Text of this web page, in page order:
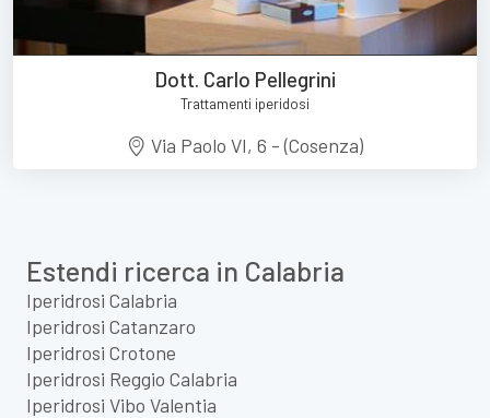
Dott. Carlo Pellegrini
Trattamenti iperidosi
Via Paolo VI, 6 - (Cosenza)
Estendi ricerca in Calabria
Iperidrosi Calabria
Iperidrosi Catanzaro
Iperidrosi Crotone
Iperidrosi Reggio Calabria
Iperidrosi Vibo Valentia